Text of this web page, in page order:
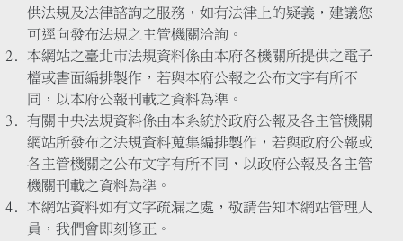
供法規及法律諮詢之服務，如有法律上的疑義，建議您
可逕向發布法規之主管機關洽詢。
本網站之臺北市法規資料係由本府各機關所提供之電子
檔或書面編排製作，若與本府公報之公布文字有所不
同，以本府公報刊載之資料為準。
有關中央法規資料係由本系統於政府公報及各主管機關
網站所發布之法規資料蒐集編排製作，若與政府公報或
各主管機關之公布文字有所不同，以政府公報及各主管
機關刊載之資料為準。
本網站資料如有文字疏漏之處，敬請告知本網站管理人
員，我們會即刻修正。